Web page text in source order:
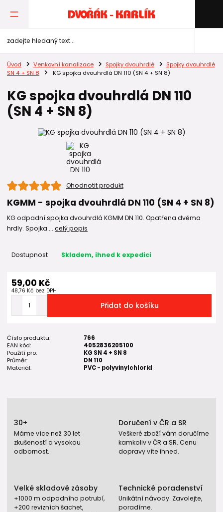
Úvod Venkovní kanalizace Spojky dvouhrdlé
Spojky dvouhrdlé
SN 4 + SN 8
KG spojka dvouhrdlá DN 110 (SN 4 + SN 8)
KG spojka dvouhrdlá DN 110
(SN 4 + SN 8)
Ohodnotit produkt
KGMM - spojka dvouhrdlá DN 110 (SN 4 + SN 8)
KG odpadní spojka dvouhrdlá KGMM DN 110. Opatřena dvěma
hrdly. Spojka ... celý popis
Dostupnost Skladem, ihned k expedici
59,00 Kč
48,76 Kč bez DPH
Přidat do košíku
Číslo produktu:
766
EAN kód:
4052836205100
Použití pro:
KG SN 4 + SN 8
Průměr:
DN 110
Materiál:
PVC - polyvinylchlorid
30+
Máme více než 30 let
zkušeností a vysokou
odbornost.
Doručení v ČR a SR
Veškeré zboží vám doručíme
kamkoliv v ČR a SR. Cenu
dopravy víte ihned.
Velké skladové zásoby
+1000 m odpadního potrubí,
+200 revizních šachet,
Technické poradenství
Unikátní návody. Zavolejte,
poradíme.